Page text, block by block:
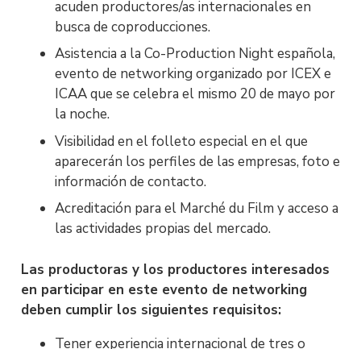
acuden productores/as internacionales en
busca de coproducciones.
Asistencia a la Co-Production Night española,
evento de networking organizado por ICEX e
ICAA que se celebra el mismo 20 de mayo por
la noche.
Visibilidad en el folleto especial en el que
aparecerán los perfiles de las empresas, foto e
información de contacto.
Acreditación para el Marché du Film y acceso a
las actividades propias del mercado.
Las productoras y los productores interesados
en participar en este evento de networking
deben cumplir los siguientes requisitos:
Tener experiencia internacional de tres o